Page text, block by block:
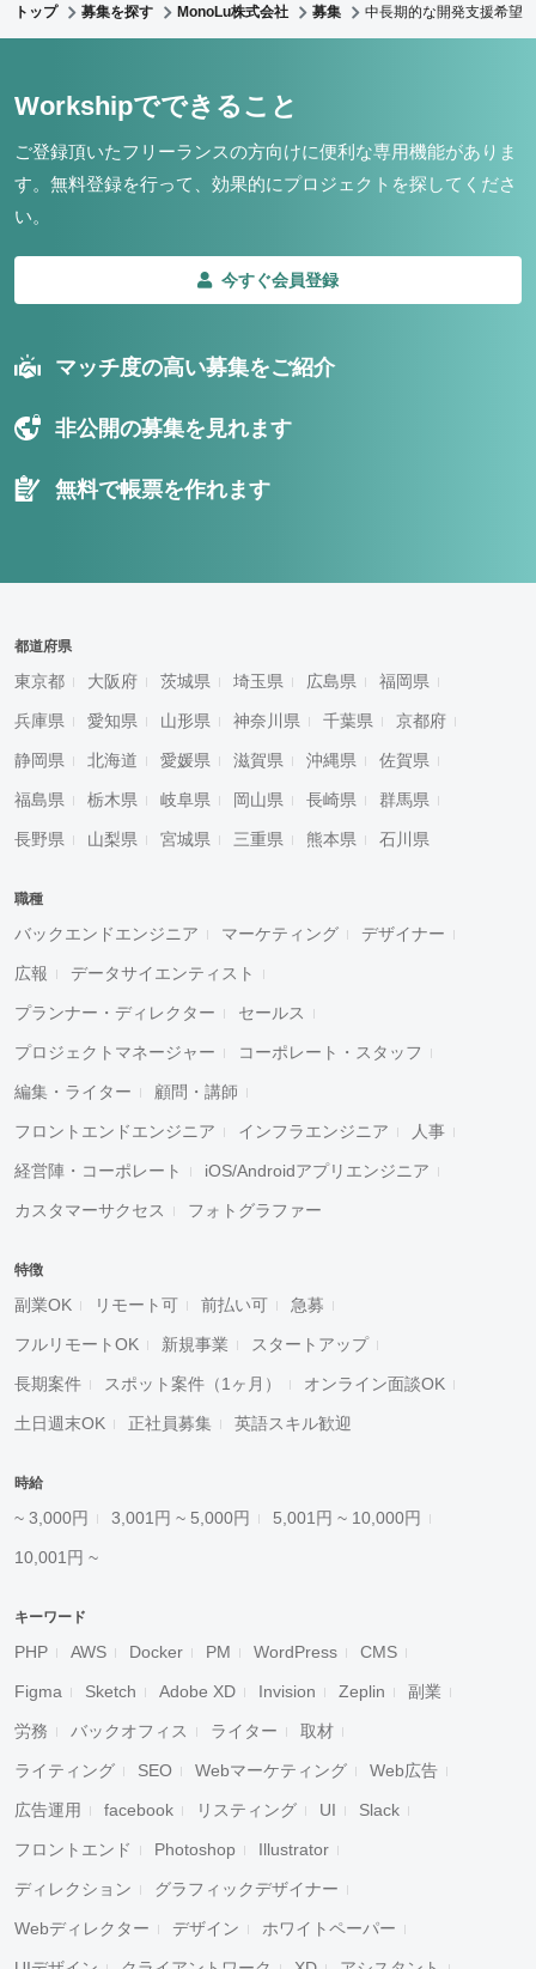
トップ 募集を探す MonoLu株式会社 募集 中長期的な開発支援希望
Workshipでできること
ご登録頂いたフリーランスの方向けに便利な専用機能がありま
す。 無料登録を行って、効果的にプロジェクトを探してくださ
い。
今すぐ会員登録
マッチ度の高い募集をご紹介
非公開の募集を見れます
無料で帳票を作れます
都道府県
東京都 大阪府 茨城県 埼玉県 広島県 福岡県
兵庫県 愛知県 山形県 神奈川県 千葉県 京都府
静岡県 北海道 愛媛県 滋賀県 沖縄県 佐賀県
福島県 栃木県 岐阜県 岡山県 長崎県 群馬県
長野県 山梨県 宮城県 三重県 熊本県 石川県
職種
バックエンドエンジニア マーケティング デザイナー
広報 データサイエンティスト
プランナー・ディレクター セールス
プロジェクトマネージャー コーポレート・スタッフ
編集・ライター 顧問・講師
フロントエンドエンジニア インフラエンジニア 人事
経営陣・コーポレート iOS/Androidアプリエンジニア
カスタマーサクセス フォトグラファー
特徴
副業OK リモート可 前払い可 急募
フルリモートOK 新規事業 スタートアップ
長期案件 スポット案件（1ヶ月） オンライン面談OK
土日週末OK 正社員募集 英語スキル歓迎
時給
~ 3,000円 3,001円 ~ 5,000円 5,001円 ~ 10,000円
10,001円 ~
キーワード
PHP AWS Docker PM WordPress CMS
Figma Sketch Adobe XD Invision Zeplin 副業
労務 バックオフィス ライター 取材
ライティング SEO Webマーケティング Web広告
広告運用 facebook リスティング UI Slack
フロントエンド Photoshop Illustrator
ディレクション グラフィックデザイナー
Webディレクター デザイン ホワイトペーパー